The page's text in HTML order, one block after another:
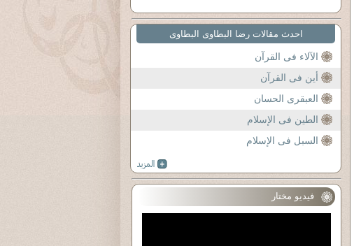
احدث مقالات رضا البطاوى البطاوى
الآلاء فى القرآن
أين فى القرآن
العبقرى الحسان
الطين فى الإسلام
السبل فى الإسلام
فيديو مختار